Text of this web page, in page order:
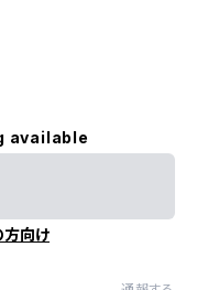
available
方向け